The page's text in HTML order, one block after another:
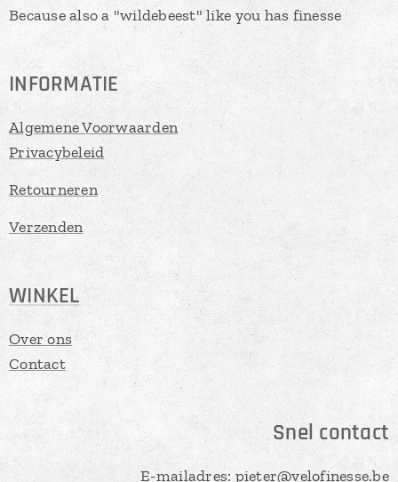
Because also a "wildebeest" like you has finesse
INFORMATIE
Algemene Voorwaarden
Privacybeleid
Retourneren
Verzenden
WINKEL
Over ons
Contact
Snel contact
E-mailadres: pieter@velofinesse.be